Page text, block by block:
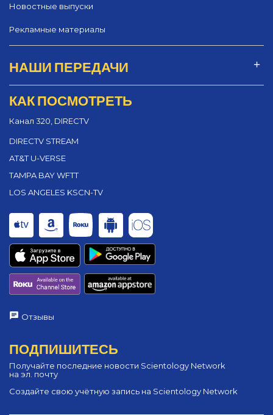
Новостные выпуски
Рекламные материалы
НАШИ ПЕРЕДАЧИ
КАК ПОСМОТРЕТЬ
Канал 320, DIRECTV
DIRECTV STREAM
AT&T U-VERSE
TAMPA BAY WFTT
LOS ANGELES KSCN-TV
Отзывы
ПОДПИШИТЕСЬ
Получайте последние новости Scientology Network
на эл. почту
Создайте свою учётную запись на Scientology Network